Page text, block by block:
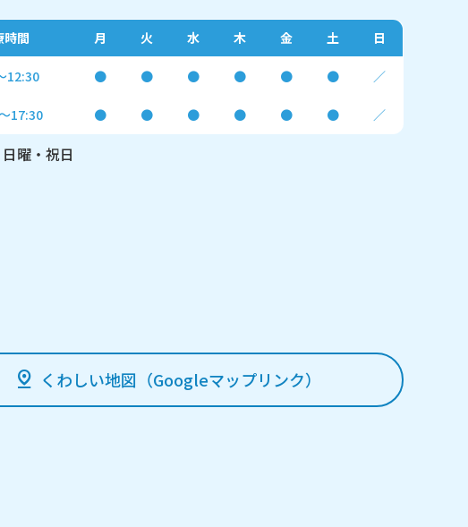
時間 月 火 水 木 金 土 日
12:30 ● ● ● ● ● ● ／
17:30 ● ● ● ● ● ● ／
曜・祝日
くわしい地図（Googleマップリンク）